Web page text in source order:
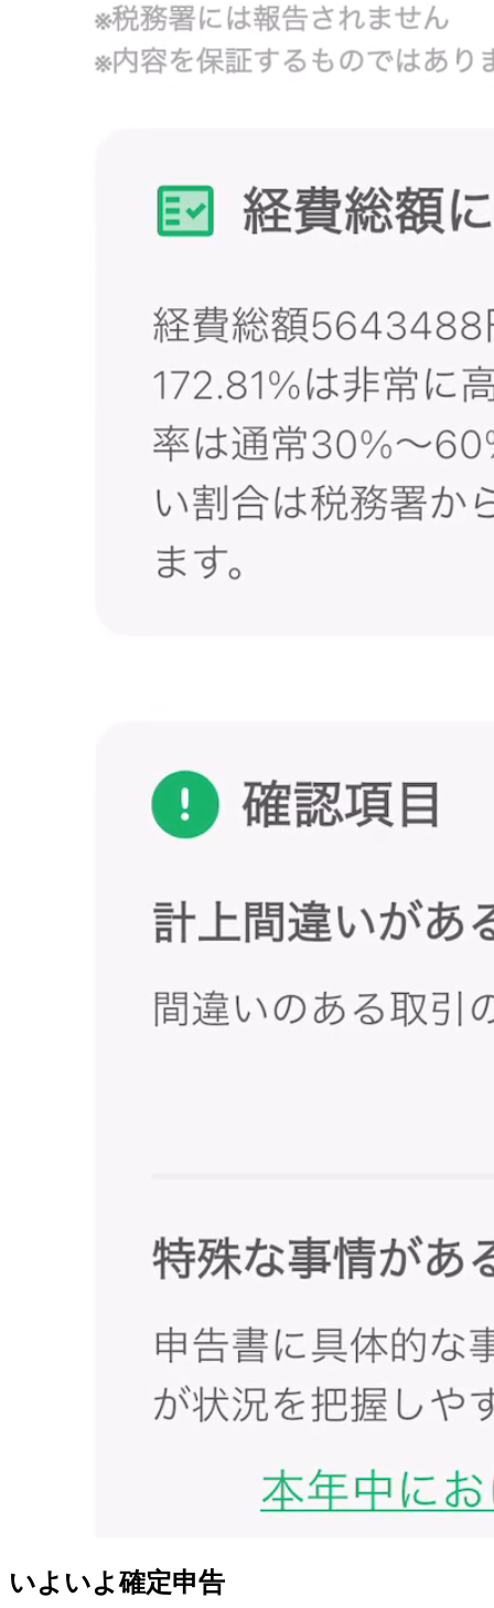
いよいよ確定申告